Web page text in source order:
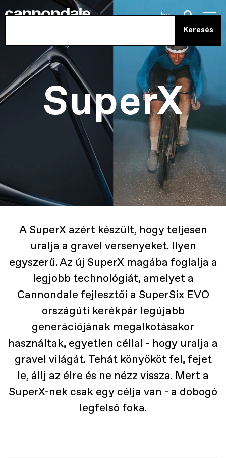
SuperX
hu
A SuperX azért készült, hogy teljesen
uralja a gravel versenyeket. Ilyen
egyszerű. Az új SuperX magába foglalja a
legjobb technológiát, amelyet a
Cannondale fejlesztői a SuperSix EVO
országúti kerékpár legújabb
generációjának megalkotásakor
használtak, egyetlen céllal - hogy uralja a
gravel világát. Tehát könyököt fel, fejet
le, állj az élre és ne nézz vissza. Mert a
SuperX-nek csak egy célja van - a dobogó
legfelső foka.